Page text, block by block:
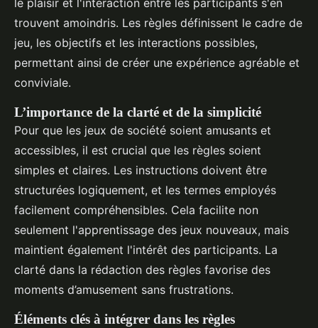
le plaisir et l'interaction entre les participants s'en
trouvent amoindris. Les règles définissent le cadre de
jeu, les objectifs et les interactions possibles,
permettant ainsi de créer une expérience agréable et
conviviale.
L’importance de la clarté et de la simplicité
Pour que les jeux de société soient amusants et
accessibles, il est crucial que les règles soient
simples et claires. Les instructions doivent être
structurées logiquement, et les termes employés
facilement compréhensibles. Cela facilite non
seulement l'apprentissage des jeux nouveaux, mais
maintient également l'intérêt des participants. La
clarté dans la rédaction des règles favorise des
moments d’amusement sans frustrations.
Éléments clés à intégrer dans les règles